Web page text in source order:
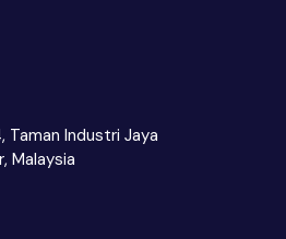
Taman Industri Jaya
Malaysia